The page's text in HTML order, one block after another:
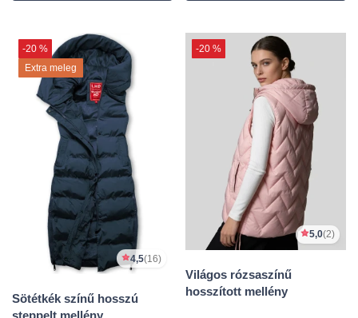
-20 %
Extra meleg
4,5(16)
Sötétkék színű hosszú
-20 %
5,0(2)
Világos rózsaszínű
hosszított mellény